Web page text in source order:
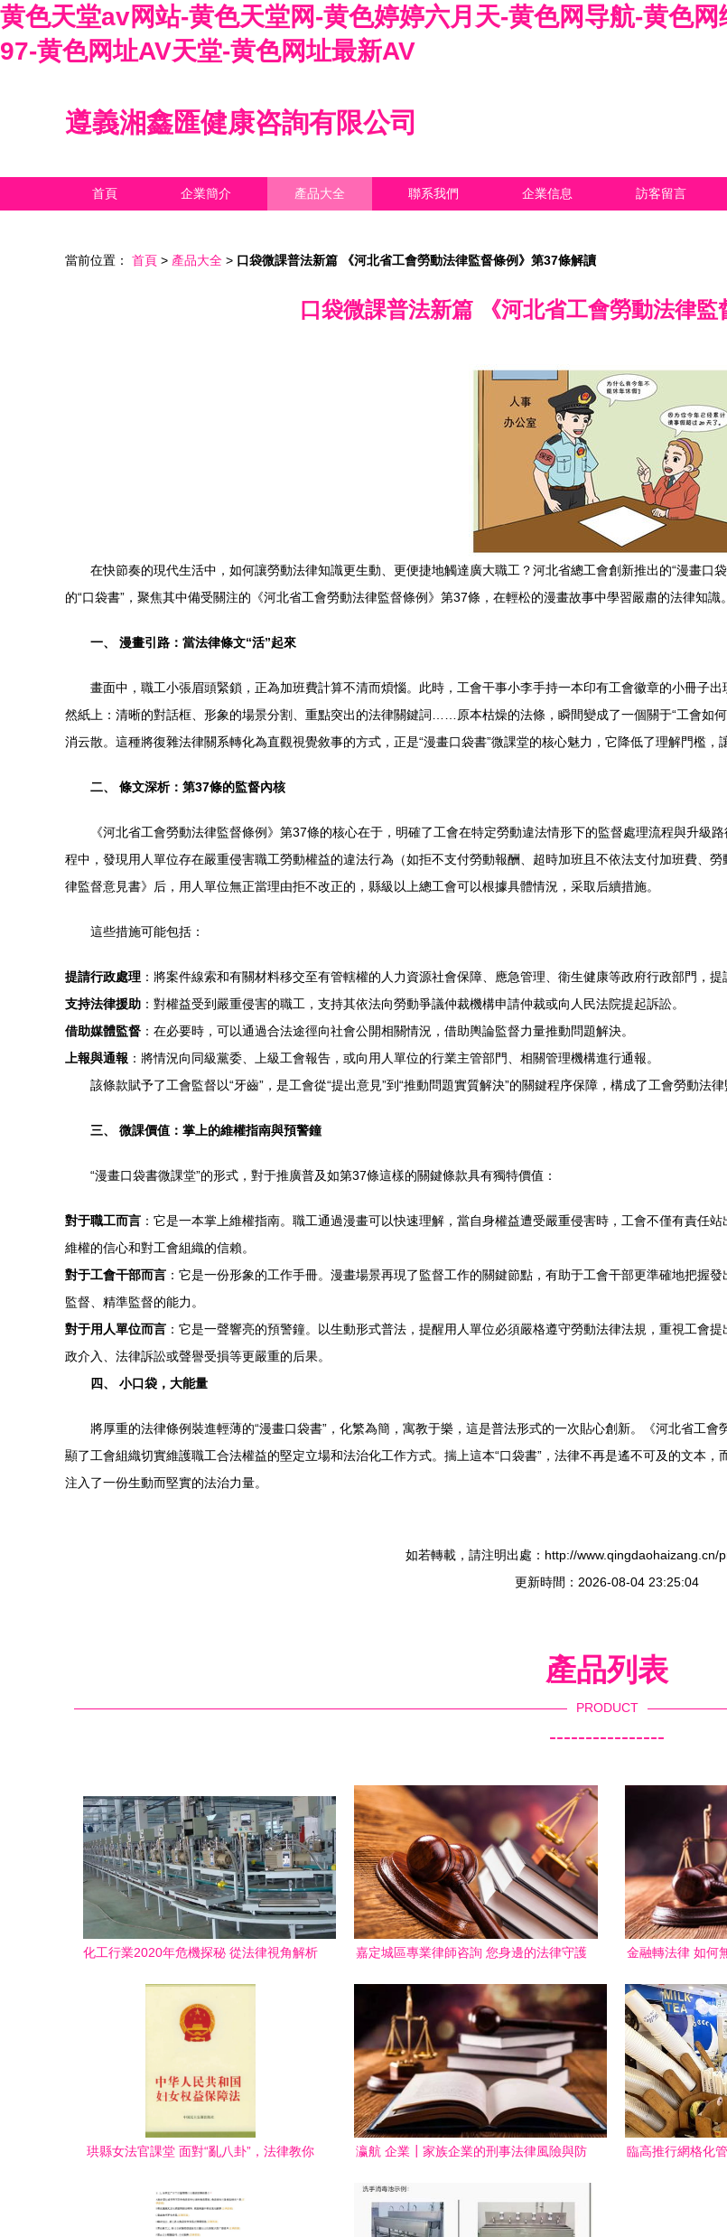
黄色天堂av网站-黄色天堂网-黄色婷婷六月天-黄色网导航-黄色
97-黄色网址AV天堂-黄色网址最新AV
遵義湘鑫匯健康咨詢有限公司
首頁 企業簡介 產品大全 聯系我們 企業信息 訪客留言
當前位置： 首頁 > 產品大全 > 口袋微課普法新篇 《河北省工會勞動法律監督條例》第37條解讀
口袋微課普法新篇 《河北省工會勞動法律
在快節奏的現代生活中，如何讓勞動法律知識更生動、更便捷地觸達廣大職工？河北省總工會創新推出的“漫畫口袋
的“口袋書”，聚焦其中備受關注的《河北省工會勞動法律監督條例》第37條，在輕松的漫畫故事中學習嚴肅的法律知識。
一、 漫畫引路：當法律條文“活”起來
畫面中，職工小張眉頭緊鎖，正為加班費計算不清而煩惱。此時，工會干事小李手持一本印有工會徽章的小冊
然紙上：清晰的對話框、形象的場景分割、重點突出的法律關鍵詞……原本枯燥的法條，瞬間變成了一個關于“工會如
消云散。這種將復雜法律關系轉化為直觀視覺敘事的方式，正是“漫畫口袋書”微課堂的核心魅力，它降低了理解門檻
二、 條文深析：第37條的監督內核
《河北省工會勞動法律監督條例》第37條的核心在于，明確了工會在特定勞動違法情形下的監督處理流程與升級路徑
程中，發現用人單位存在嚴重侵害職工勞動權益的違法行為（如拒不支付勞動報酬、超時加班且不依法支付加班費
律監督意見書》后，用人單位無正當理由拒不改正的，縣級以上總工會可以根據具體情況，采取后續措施。
這些措施可能包括：
提請行政處理 ：將案件線索和有關材料移交至有管轄權的人力資源社會保障、應急管理、衛生健康等政府行政部門，提請
支持法律援助 ：對權益受到嚴重侵害的職工，支持其依法向勞動爭議仲裁機構申請仲裁或向人民法院提起訴訟。
借助媒體監督 ：在必要時，可以通過合法途徑向社會公開相關情況，借助輿論監督力量推動問題解決。
上報與通報 ：將情況向同級黨委、上級工會報告，或向用人單位的行業主管部門、相關管理機構進行通報。
該條款賦予了工會監督以“牙齒”，是工會從“提出意見”到“推動問題實質解決”的關鍵程序保障，構成了工會勞動法律監
三、 微課價值：掌上的維權指南與預警鐘
“漫畫口袋書微課堂”的形式，對于推廣普及如第37條這樣的關鍵條款具有獨特價值：
對于職工而言 ：它是一本掌上維權指南。職工通過漫畫可以快速理解，當自身權益遭受嚴重侵害時，工會不僅有責任站
維權的信心和對工會組織的信賴。
對于工會干部而言 ：它是一份形象的工作手冊。漫畫場景再現了監督工作的關鍵節點，有助于工會干部更準確地
監督、精準監督的能力。
對于用人單位而言 ：它是一聲響亮的預警鐘。以生動形式普法，提醒用人單位必須嚴格遵守勞動法律法規，重視工會提
政介入、法律訴訟或聲譽受損等更嚴重的后果。
四、 小口袋，大能量
將厚重的法律條例裝進輕薄的“漫畫口袋書”，化繁為簡，寓教于樂，這是普法形式的一次貼心創新。《河北省
顯了工會組織切實維護職工合法權益的堅定立場和法治化工作方式。揣上這本“口袋書”，法律不再是遙不可及的文本
注入了一份生動而堅實的法治力量。
如若轉載，請注明出處：http://
更新時間：2026-08-04 23:25:04
產品列表
PRODUCT
----------------
化工行業2020年危機探秘 從法律視角解析
嘉定城區專業律師咨詢 您身邊的法律守護
金融轉法律 如何
珙縣女法官課堂 面對“亂八卦”，法律教你
瀛航 企業┃家族企業的刑事法律風險與防
臨高推行網格化